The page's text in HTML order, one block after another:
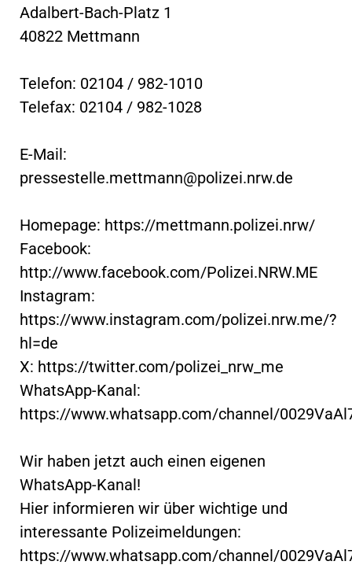
Adalbert-Bach-Platz 1
40822 Mettmann
Telefon: 02104 / 982-1010
Telefax: 02104 / 982-1028
E-Mail:
pressestelle.mettmann@polizei.nrw.de
Homepage: https://mettmann.polizei.nrw/
Facebook:
http://www.facebook.com/Polizei.NRW.ME
Instagram:
https://www.instagram.com/polizei.nrw.me/?
hl=de
X: https://twitter.com/polizei_nrw_me
WhatsApp-Kanal:
https://www.whatsapp.com/channel/
Wir haben jetzt auch einen eigenen
WhatsApp-Kanal!
Hier informieren wir über wichtige und
interessante Polizeimeldungen:
https://www.whatsapp.com/channel/